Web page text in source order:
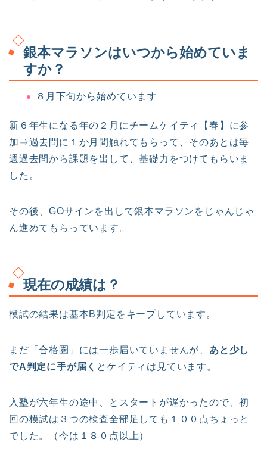
銀本マラソンはいつから始めていま
すか？
８月下旬から始めています
新６年生になる年の２月にチームケイティ【春】に参
加⇒過去問に１か月間触れてもらって、そのあとは毎
週過去問から課題を出して、基礎力をつけてもらいま
した。
その後、GOサインを出して銀本マラソンをじゃんじゃ
ん進めてもらっています。
現在の成績は？
模試の結果は基本B判定をキープしています。
まだ「合格圏」には一歩届いていませんが、 あと少し
でA判定に手が届く とケイティは見ています。
入塾が六年生の途中、とスタートが遅かったので、初
回の模試は３つの検査全部足しても１００点ちょっと
でした。（今は１８０点以上）